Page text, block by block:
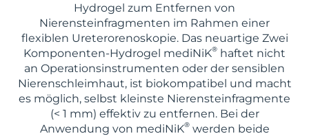
Hydrogel zum Entfernen von
Nierensteinfragmenten im Rahmen einer
flexiblen Ureterorenoskopie. Das neuartige Zwei
Komponenten-Hydrogel mediNiK® haftet nicht
an Operationsinstrumenten oder der sensiblen
Nierenschleimhaut, ist biokompatibel und macht
es möglich, selbst kleinste Nierensteinfragmente
(< 1 mm) effektiv zu entfernen. Bei der
Anwendung von mediNiK®werden beide